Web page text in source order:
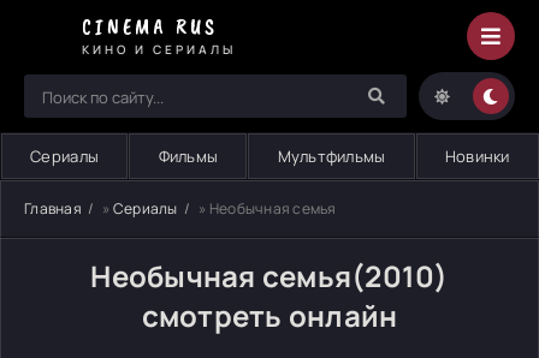
CINEMA RUS
КИНО И СЕРИАЛЫ
Сериалы Фильмы Мультфильмы Новинки
Главная » Сериалы » Необычная семья
Необычная семья(2010)
смотреть онлайн